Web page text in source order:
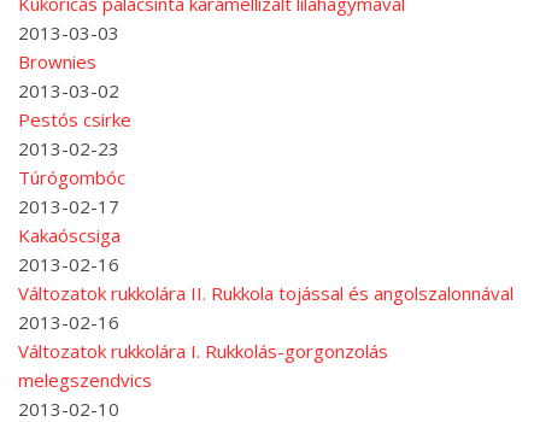
2013-03-03
Brownies
2013-03-02
Pestós csirke
2013-02-23
Túrógombóc
2013-02-17
Kakaóscsiga
2013-02-16
Változatok rukkolára II. Rukkola tojással és angolszalonnával
2013-02-16
Változatok rukkolára I. Rukkolás-gorgonzolás
melegszendvics
2013-02-10